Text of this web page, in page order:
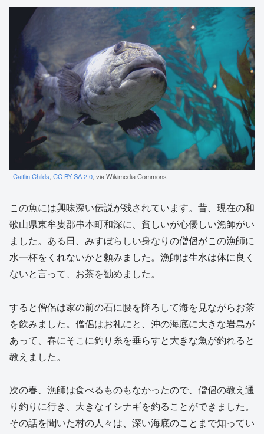
Caitlin Childs, CC BY-SA 2.0, via Wikimedia Commons
この魚には興味深い伝説が残されています。昔、現在の和
歌山県東牟婁郡串本町和深に、貧しいが心優しい漁師がい
ました。ある日、みすぼらしい身なりの僧侶がこの漁師に
水一杯をくれないかと頼みました。漁師は生水は体に良く
ないと言って、お茶を勧めました。
すると僧侶は家の前の石に腰を降ろして海を見ながらお茶
を飲みました。僧侶はお礼にと、沖の海底に大きな岩島が
あって、春にそこに釣り糸を垂らすと大きな魚が釣れると
教えました。
次の春、漁師は食べるものもなかったので、僧侶の教え通
り釣りに行き、大きなイシナギを釣ることができました。
その話を聞いた村の人々は、深い海底のことまで知ってい